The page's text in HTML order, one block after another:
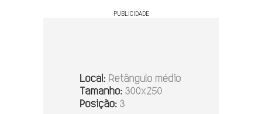
PUBLICIDADE